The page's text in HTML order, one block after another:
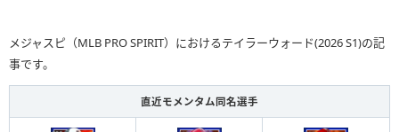
メジャスピ（MLB PRO SPIRIT）におけるテイラーウォード(2026 S1)の記
事です。
直近モメンタム同名選手